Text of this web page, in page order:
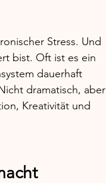
Stress. Und
bist. Oft ist es ein
dauerhaft
dramatisch, aber
Kreativität und